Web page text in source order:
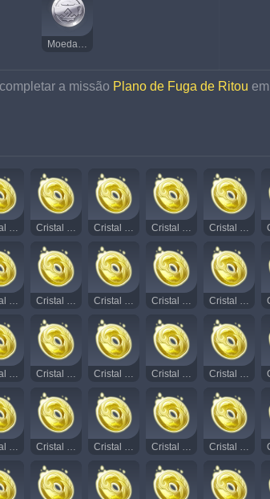
Moeda do Paraíso
a missão Plano de Fuga de Ritou em
Cristal Rodopiante Radiante 7 Cristal Rodopiante Radiante 8 Cristal Rodopiante Radiante 9 Cristal Rodopiante Radiante 10 Cristal Rodopiante Radiante 11
Cristal Rodopiante Radiante 22 Cristal Rodopiante Radiante 23 Cristal Rodopiante Radiante 24 Cristal Rodopiante Radiante 25 Cristal Rodopiante Radiante 26
Cristal Rodopiante Radiante 37 Cristal Rodopiante Radiante 38 Cristal Rodopiante Radiante 39 Cristal Rodopiante Radiante 40 Cristal Rodopiante Radiante 41
Cristal Rodopiante Radiante 52 Cristal Rodopiante Radiante 53 Cristal Rodopiante Radiante 54 Cristal Rodopiante Radiante 55 Cristal Rodopiante Radiante 56